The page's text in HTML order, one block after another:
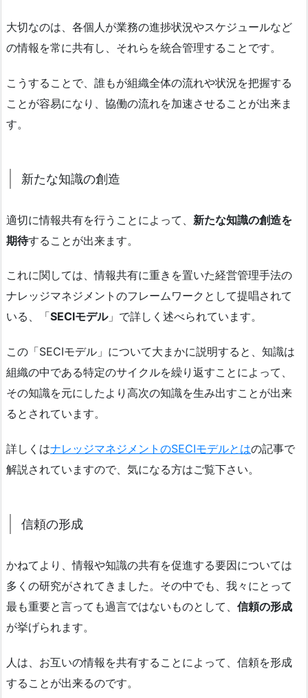
大切なのは、各個人が業務の進捗状況やスケジュールなど
の情報を常に共有し、それらを統合管理することです。
こうすることで、誰もが組織全体の流れや状況を把握する
ことが容易になり、協働の流れを加速させることが出来ま
す。
新たな知識の創造
適切に情報共有を行うことによって、 新たな知識の創造を
期待することが出来ます。
これに関しては、情報共有に重きを置いた経営管理手法の
ナレッジマネジメントのフレームワークとして提唱されて
いる、「SECIモデル」で詳しく述べられています。
この「SECIモデル」について大まかに説明すると、知識は
組織の中である特定のサイクルを繰り返すことによって、
その知識を元にしたより高次の知識を生み出すことが出来
るとされています。
詳しくはナレッジマネジメントのSECIモデルとはの記事で
解説されていますので、気になる方はご覧下さい。
信頼の形成
かねてより、情報や知識の共有を促進する要因については
多くの研究がされてきました。その中でも、我々にとって
最も重要と言っても過言ではないものとして、 信頼の形成
が挙げられます。
人は、お互いの情報を共有することによって、信頼を形成
することが出来るのです。